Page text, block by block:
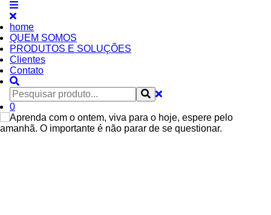
home
QUEM SOMOS
PRODUTOS E SOLUÇÕES
Clientes
Contato
0